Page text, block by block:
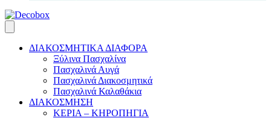
ΔΙΑΚΟΣΜΗΤΙΚΑ ΔΙΑΦΟΡΑ
Ξύλινα Πασχαλίνα
Πασχαλινά Αυγά
Πασχαλινά Διακοσμητικά
Πασχαλινά Καλαθάκια
ΔΙΑΚΟΣΜΗΣΗ
ΚΕΡΙΑ – ΚΗΡΟΠΗΓΙΑ